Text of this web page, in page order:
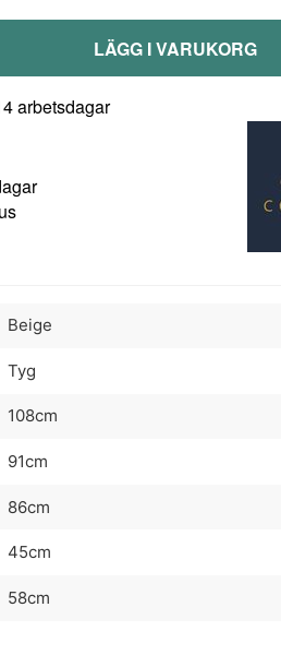
LÄGG I VARUKORG
arbetsdagar
Beige
Tyg
108cm
91cm
86cm
45cm
58cm